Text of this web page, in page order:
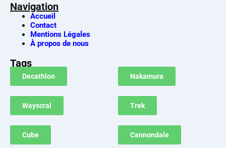
Navigation
Accueil
Contact
Mentions Légales
À propos de nous
Tags
Decathlon Nakamura
Wayscral Trek
Cube Cannondale